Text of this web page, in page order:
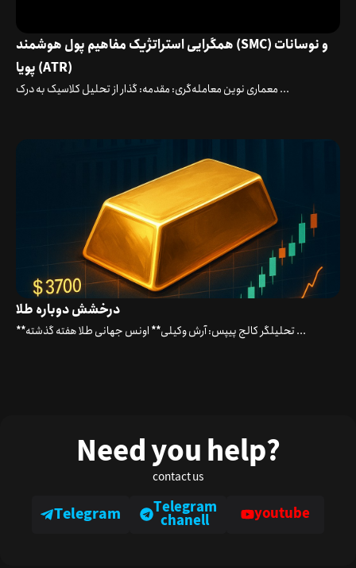
همگرایی استراتژیک مفاهیم پول هوشمند (SMC) و نوسانات
پویا (ATR)
معماری نوین معامله‌گری: مقدمه: گذار از تحلیل کلاسیک به درک ...
درخشش دوباره طلا
**تحلیلگر کالج پیپس: آرش وکیلی** اونس جهانی طلا هفته گذشته ...
Need you help?
contact us
Telegram Telegram
chanell youtube